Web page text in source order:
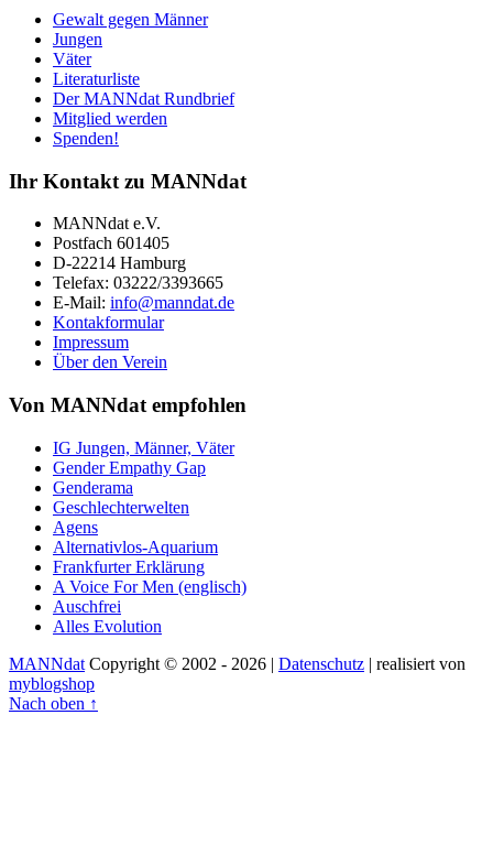
Gewalt gegen Männer
Jungen
Väter
Literaturliste
Der MANNdat Rundbrief
Mitglied werden
Spenden!
Ihr Kontakt zu MANNdat
MANNdat e.V.
Postfach 601405
D-22214 Hamburg
Telefax: 03222/3393665
E-Mail: info@manndat.de
Kontakformular
Impressum
Über den Verein
Von MANNdat empfohlen
IG Jungen, Männer, Väter
Gender Empathy Gap
Genderama
Geschlechterwelten
Agens
Alternativlos-Aquarium
Frankfurter Erklärung
A Voice For Men (englisch)
Auschfrei
Alles Evolution
MANNdat Copyright © 2002 - 2026 | Datenschutz | realisiert von
myblogshop
Nach oben ↑